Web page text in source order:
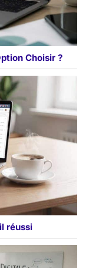
Choisir ?
réussi